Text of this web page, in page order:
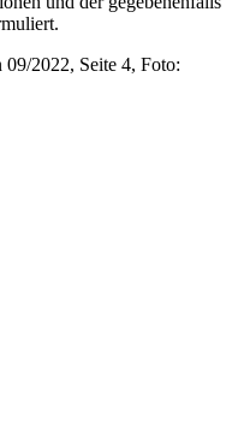
2022, Seite 4, Foto: